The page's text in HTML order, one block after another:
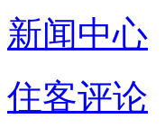
新闻中心
住客评论